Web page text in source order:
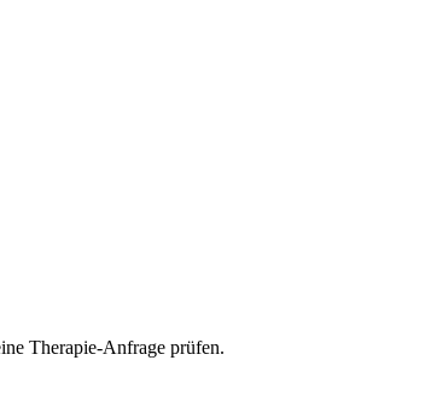
Therapie-Anfrage prüfen.